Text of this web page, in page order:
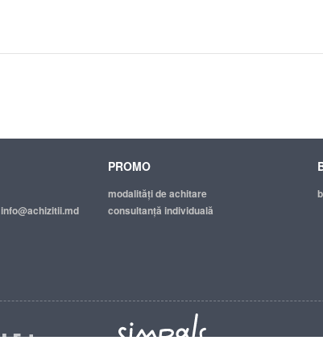
info@achizitii.md
PROMO
modalităţi de achitare
consultanță individuală